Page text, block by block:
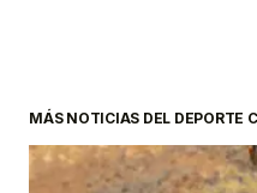
MÁS NOTICIAS DEL DEPORTE